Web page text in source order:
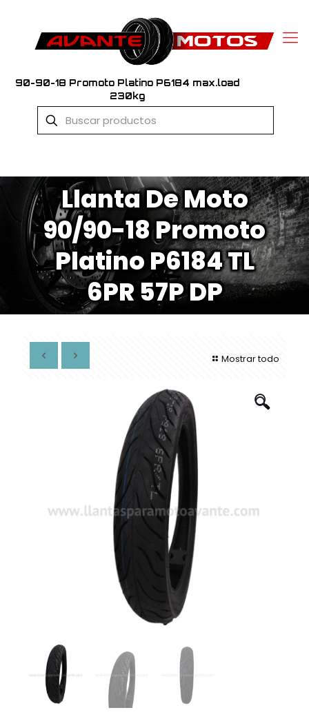
90-90-18 Promoto Platino P6184 max.load
230kg
Llanta De Moto
90/90-18 Promoto
Platino P6184 TL
6PR 57P DP
Mostrar todo
🔍